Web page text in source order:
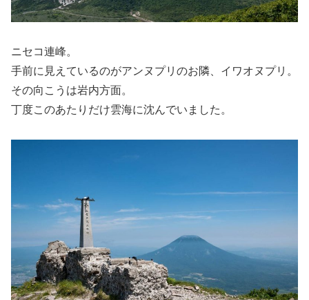
ニセコ連峰。
手前に見えているのがアンヌプリのお隣、イワオヌプリ。
その向こうは岩内方面。
丁度このあたりだけ雲海に沈んでいました。